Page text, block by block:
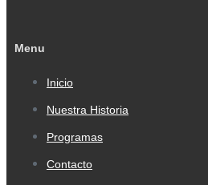
Menu
Inicio
Nuestra Historia
Programas
Contacto